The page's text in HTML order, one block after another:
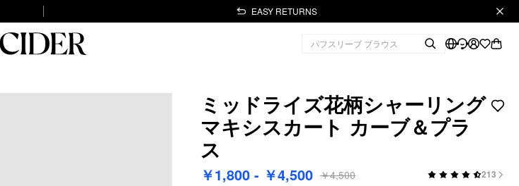
EASY RETURNS
ミッドライズ花柄シャーリング
マキシスカート カーブ＆プラ
ス
￥1,800 - ￥4,500 ￥4,500 213